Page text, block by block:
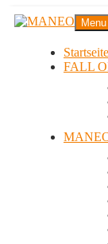
Zum
InhaltMANEO
Das schwule
Startseite
FALL